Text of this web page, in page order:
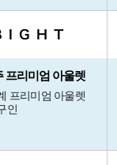
프리미엄 아울렛
프리미엄 아울렛
인